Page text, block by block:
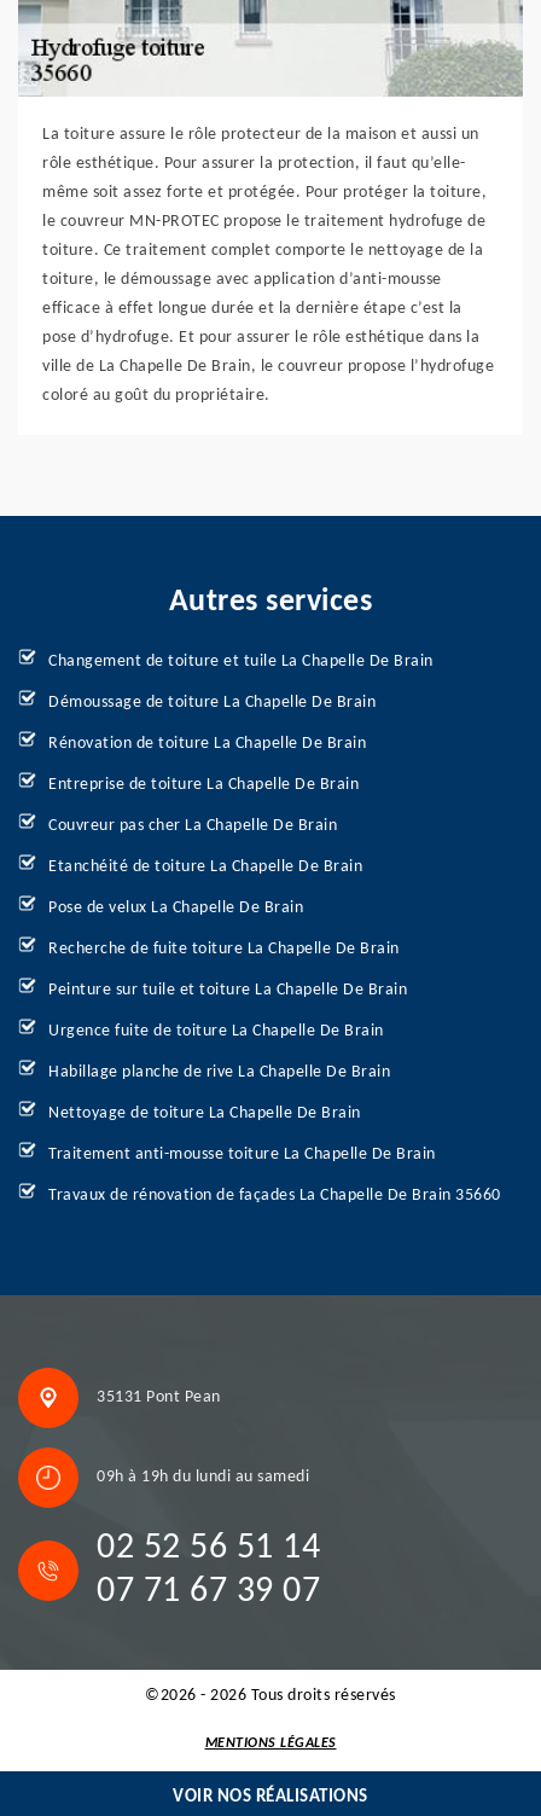
La toiture assure le rôle protecteur de la maison et aussi un
rôle esthétique. Pour assurer la protection, il faut qu’elle-
même soit assez forte et protégée. Pour protéger la toiture,
le couvreur MN-PROTEC propose le traitement hydrofuge de
toiture. Ce traitement complet comporte le nettoyage de la
toiture, le démoussage avec application d’anti-mousse
efficace à effet longue durée et la dernière étape c’est la
pose d’hydrofuge. Et pour assurer le rôle esthétique dans la
ville de La Chapelle De Brain, le couvreur propose l’hydrofuge
coloré au goût du propriétaire.
Autres services
Changement de toiture et tuile La Chapelle De Brain
Démoussage de toiture La Chapelle De Brain
Rénovation de toiture La Chapelle De Brain
Entreprise de toiture La Chapelle De Brain
Couvreur pas cher La Chapelle De Brain
Etanchéité de toiture La Chapelle De Brain
Pose de velux La Chapelle De Brain
Recherche de fuite toiture La Chapelle De Brain
Peinture sur tuile et toiture La Chapelle De Brain
Urgence fuite de toiture La Chapelle De Brain
Habillage planche de rive La Chapelle De Brain
Nettoyage de toiture La Chapelle De Brain
Traitement anti-mousse toiture La Chapelle De Brain
Travaux de rénovation de façades La Chapelle De Brain 35660
35131 Pont Pean
09h à 19h du lundi au samedi
02 52 56 51 14
07 71 67 39 07
©2026 - 2026 Tous droits réservés
MENTIONS LÉGALES
VOIR NOS RÉALISATIONS